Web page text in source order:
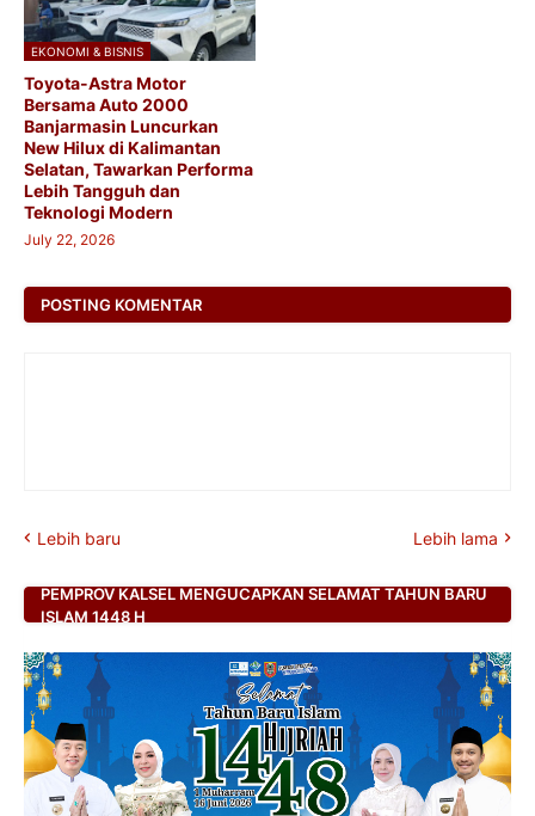
EKONOMI & BISNIS
Toyota-Astra Motor
Bersama Auto 2000
Banjarmasin Luncurkan
New Hilux di Kalimantan
Selatan, Tawarkan Performa
Lebih Tangguh dan
Teknologi Modern​
July 22, 2026
POSTING KOMENTAR
Lebih baru Lebih lama
PEMPROV KALSEL MENGUCAPKAN SELAMAT TAHUN BARU
ISLAM 1448 H